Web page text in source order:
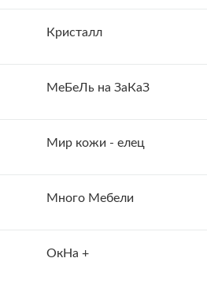
Кристалл
МеБеЛь на ЗаКаЗ
Мир кожи - елец
Много Мебели
ОкНа +